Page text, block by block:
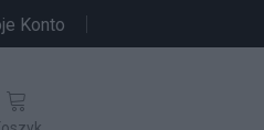
Konto